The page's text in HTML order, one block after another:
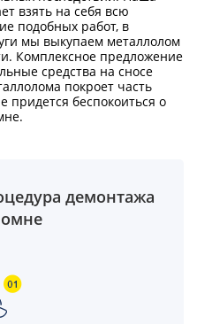
взять на себя всю
подобных работ, в
мы выкупаем металлолом
Комплексное предложение
средства на сносе
покроет часть
придется беспокоиться о
демонтажа